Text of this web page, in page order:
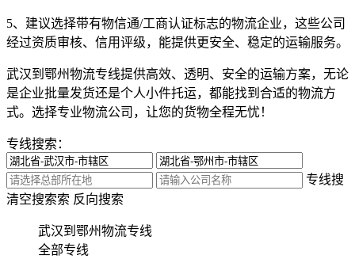
5、建议选择带有物信通/工商认证标志的物流企业，这些公司
经过资质审核、信用评级，能提供更安全、稳定的运输服务。
武汉到鄂州物流专线提供高效、透明、安全的运输方案，无论
是企业批量发货还是个人小件托运，都能找到合适的物流方
式。选择专业物流公司，让您的货物全程无忧！
专线搜索：
专线搜
索 反向搜索
清空搜索
武汉到鄂州物流专线
全部专线